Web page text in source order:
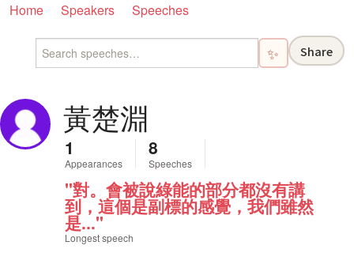
Home Speakers Speeches
✨ Share
黃楚淵
1
Appearances
8
Speeches
"對。會被說綠能的部分都沒有講
到，這個是副標的感覺，我們雖然
是..."
Longest speech